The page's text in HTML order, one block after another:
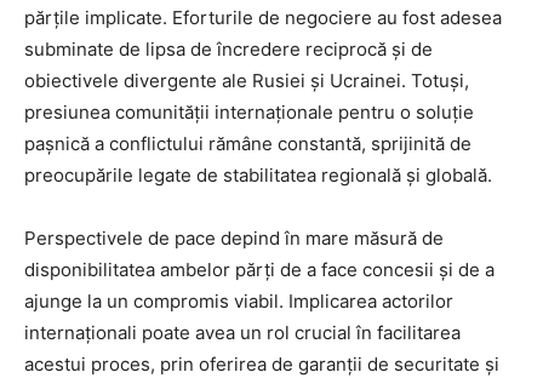
părțile implicate. Eforturile de negociere au fost adesea
subminate de lipsa de încredere reciprocă și de
obiectivele divergente ale Rusiei și Ucrainei. Totuși,
presiunea comunității internaționale pentru o soluție
pașnică a conflictului rămâne constantă, sprijinită de
preocupările legate de stabilitatea regională și globală.
Perspectivele de pace depind în mare măsură de
disponibilitatea ambelor părți de a face concesii și de a
ajunge la un compromis viabil. Implicarea actorilor
internaționali poate avea un rol crucial în facilitarea
acestui proces, prin oferirea de garanții de securitate și